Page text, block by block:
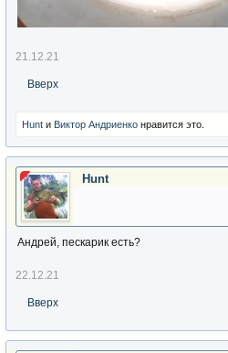
21.12.21
Вверх
Hunt и Виктор Андриенко нравится это.
Hunt
Андрей, пескарик есть?
22.12.21
Вверх